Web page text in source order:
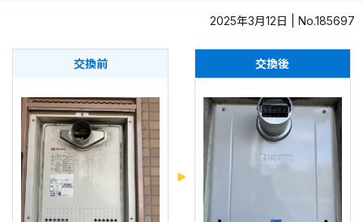
2025年3月12日 | No.185697
交換前 交換後